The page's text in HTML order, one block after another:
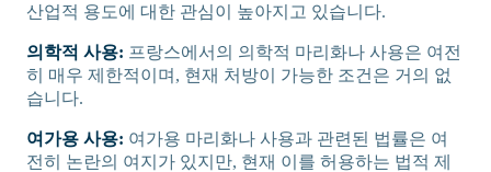
산업적 용도에 대한 관심이 높아지고 있습니다.
의학적 사용: 프랑스에서의 의학적 마리화나 사용은 여전
히 매우 제한적이며, 현재 처방이 가능한 조건은 거의 없
습니다.
여가용 사용: 여가용 마리화나 사용과 관련된 법률은 여
전히 논란의 여지가 있지만, 현재 이를 허용하는 법적 제